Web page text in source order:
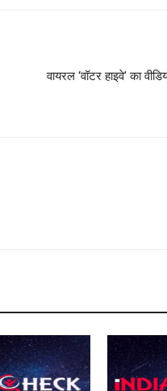
वायरल ‘वॉटर हाइवे’ का